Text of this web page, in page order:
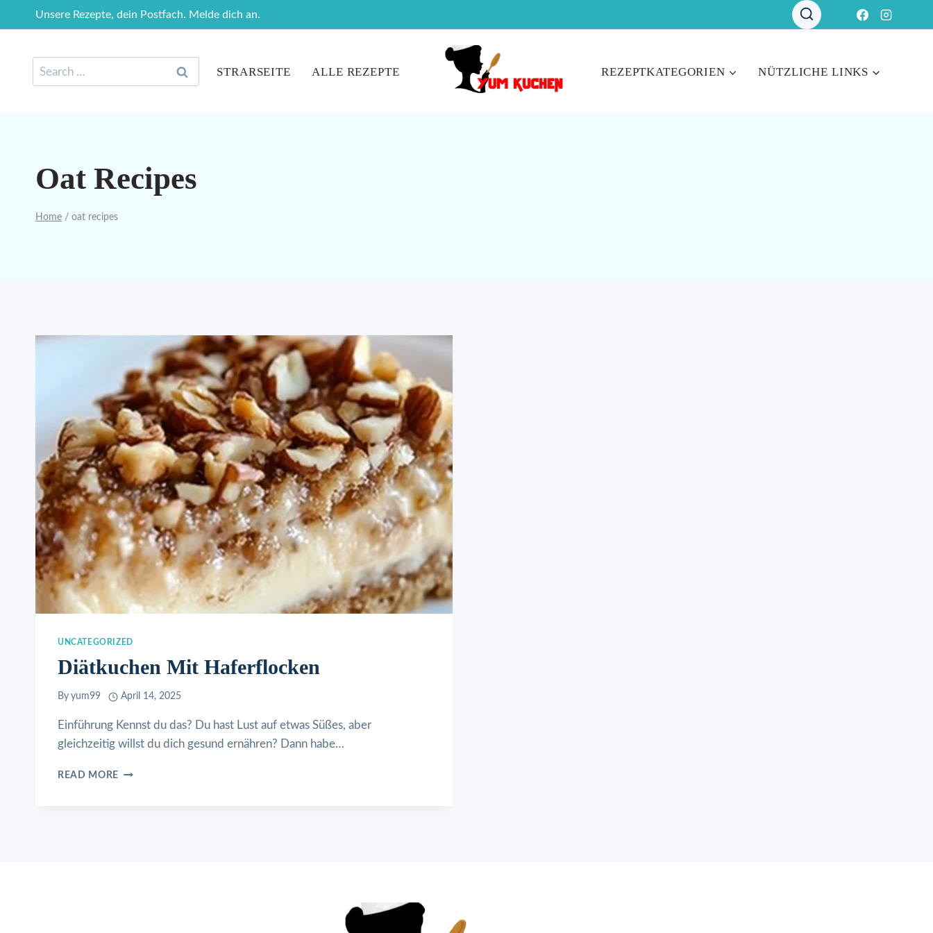
to
Unsere Rezepte, dein Postfach. Melde dich an.
Search
for:
STRARSEITE ALLE REZEPTE REZEPTKATEGORIEN NÜTZLICHE LINKS
Oat Recipes
Home / oat recipes
UNCATEGORIZED
Diätkuchen Mit Haferflocken
By yum99 April 14, 2025
Einführung Kennst du das? Du hast Lust auf etwas Süßes, aber
gleichzeitig willst du dich gesund ernähren? Dann habe…
READ MORE DIÄTKUCHEN